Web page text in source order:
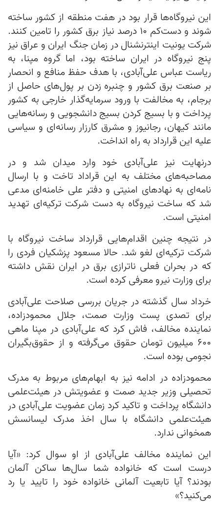
این نیروگاه‌ها قرار بود در هفت منطقه از کشور ساخته
شوند و دست‌کم ۱۰ درصد نیاز برق کشور را تامین کنند.
شرکت یونیت اینترنشنال در زمان جنگ ایران و عراق نیز
پنج نیروگاه در ایران ساخته بود، اما گروه مپنا، به
ریاست عباس علی‌آبادی، با هدف حفظ منافع و انحصار
بر صنعت برق کشور و چنبره زدن بر پول‌های حاصل از
برجام، به مخالفت با ورود سرمایه‌گذار خارجی به کشور
پرداخت و با بسیج کردن بسیج دانشجویی و رسانه‌هایی
مانند کیهان، رجانیوز و مشرق کارزار رسانه‌ای و سیاسی
علیه این قرارداد به راه انداخت.
درنهایت نیز علی‌آبادی خود وارد میدان شد و در
مصاحبه‌های مختلف به این قراداد تاخت و با ارسال
نامه‌ای به نهادهای امنیتی و دفتر علی خامنه‌ای مدعی
شد که ساخت نیروگاه به دست شرکت ترکیه‌ای تهدید
امنیتی است.
در نتیجه چنین اقدام‌هایی قرارداد ساخت نیروگاه با
شرکت ترکیه‌ای لغو شد. حالا مسعود پزشکیان فردی را
که در بحران فعلی ناترازی برق در ایران نقش داشته
برای وزارت نیرو معرفی کرده است.
خرداد سال گذشته در جریان بررسی صلاحت علی‌آبادی
برای تصدی پست وزارت صمت، جلال محمودزاده،
نماینده مخالف، فاش کرد که علی‌آبادی در مپنا ماهی
۶۰۰ میلیون تومان حقوق می‌گرفته و از حقوق‌بگیران
نجومی بوده است.
محمودزاده در ادامه نیز به ابهام‌های مربوط به مدرک
تحصیلی وزیر جدید صمت و عضویتش در هیئت‌علمی
دانشگاه پرداخت و تاکید کرد زمان عضویت علی‌آبادی در
هیئت‌علمی دانشگاه با سال اخذ مدرک لیسانسش
همخوانی ندارد.
این نماینده مخالف علی‌آبادی از او سوال کرد: «آیا
درست است که خانواده شما سال‌ها ساکن آلمان
بودند؟ آیا تابعیت آلمانی خانواده خود را تایید یا رد
می‌کنید؟»